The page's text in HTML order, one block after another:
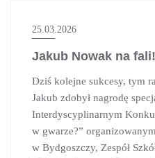
25.03.2026
Jakub Nowak na fali!
Dziś kolejne sukcesy, tym
Jakub zdobył nagrodę
Interdyscyplinarnym
w gwarze?”
w Bydgoszczy, Zespół